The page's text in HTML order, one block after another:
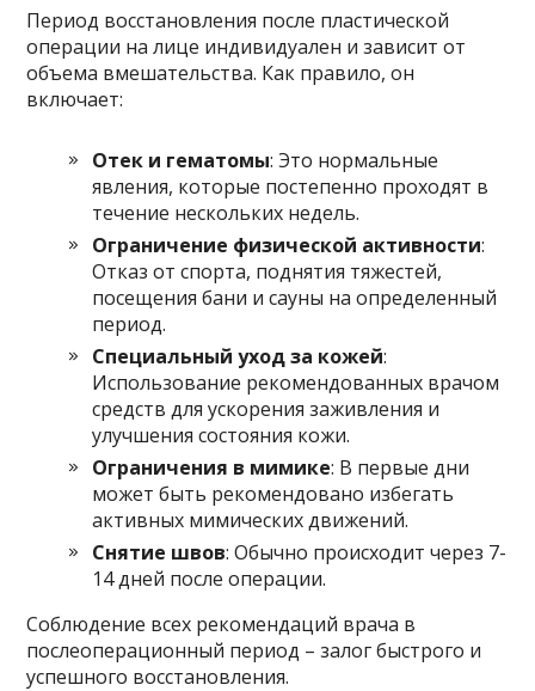
Период восстановления после пластической
операции на лице индивидуален и зависит от
объема вмешательства. Как правило, он
включает:
Отек и гематомы: Это нормальные
явления, которые постепенно проходят в
течение нескольких недель.
Ограничение физической активности:
Отказ от спорта, поднятия тяжестей,
посещения бани и сауны на определенный
период.
Специальный уход за кожей:
Использование рекомендованных врачом
средств для ускорения заживления и
улучшения состояния кожи.
Ограничения в мимике: В первые дни
может быть рекомендовано избегать
активных мимических движений.
Снятие швов: Обычно происходит через 7-
14 дней после операции.
Соблюдение всех рекомендаций врача в
послеоперационный период – залог быстрого и
успешного восстановления.